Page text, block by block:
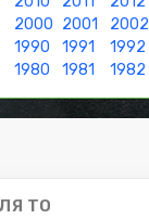
2000 2001 2002
1990 1991 1992
1980 1981 1982
ТО